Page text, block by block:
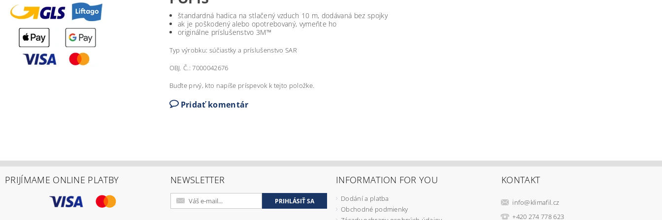
štandardná hadica na stlačený vzduch 10 m, dodávaná bez spojky
ak je poškodený alebo opotrebovaný, vymeňte ho
originálne príslušenstvo 3M™
Typ výrobku: súčiastky a príslušenstvo SAR
OBJ. Č.: 7000042676
Buďte prvý, kto napíše príspevok k tejto položke.
Pridať komentár
PRIJÍMAME ONLINE PLATBY NEWSLETTER INFORMATION FOR YOU
Dodání a platba
Obchodné podmienky
KONTAKT
info@klimafil.cz
+420 274 778 623